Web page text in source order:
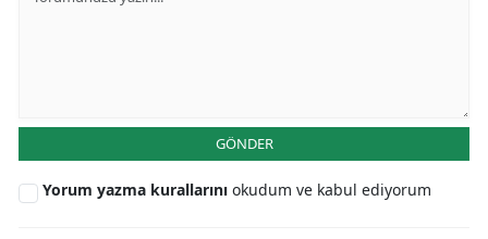
GÖNDER
Yorum yazma kurallarını okudum ve kabul ediyorum